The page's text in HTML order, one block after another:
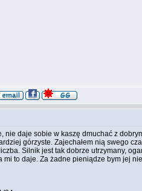
nie daje sobie w kaszę dmuchać z
górzyste. Zajechałem nią swego
Silnik jest tak dobrze utrzymany,
mi to daje. Za żadne pieniądze bym jej